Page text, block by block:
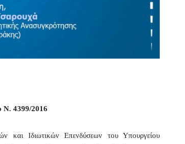
Ν. 4399/2016
και Ιδιωτικών Επενδύσεων του Υπουργείου